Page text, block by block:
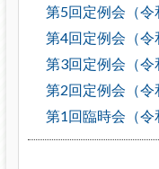
第5回定例会（令
第4回定例会（令
第3回定例会（令
第2回定例会（令
第1回臨時会（令